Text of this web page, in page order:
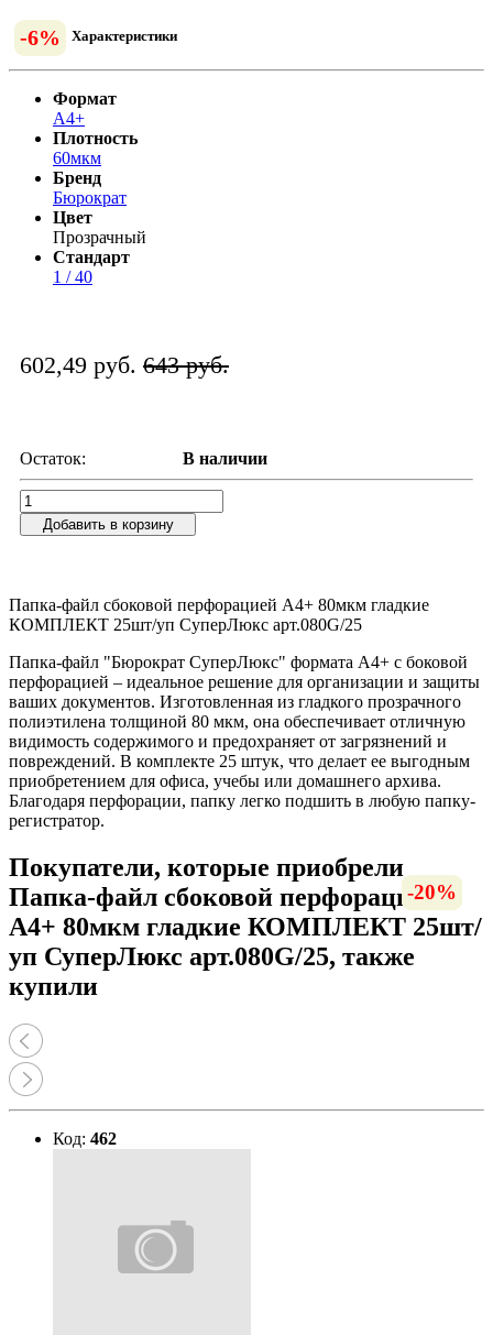
-6% Характеристики
Формат
А4+
Плотность
60мкм
Бренд
Бюрократ
Цвет
Прозрачный
Стандарт
1 / 40
602,49 руб. 643 руб.
Остаток: В наличии
Добавить в корзину
Папка-файл сбоковой перфорацией А4+ 80мкм гладкие
КОМПЛЕКТ 25шт/уп СуперЛюкс арт.080G/25
Папка-файл "Бюрократ СуперЛюкс" формата A4+ с боковой
перфорацией – идеальное решение для организации и защиты
ваших документов. Изготовленная из гладкого прозрачного
полиэтилена толщиной 80 мкм, она обеспечивает отличную
видимость содержимого и предохраняет от загрязнений и
повреждений. В комплекте 25 штук, что делает ее выгодным
приобретением для офиса, учебы или домашнего архива.
Благодаря перфорации, папку легко подшить в любую папку-
регистратор.
Покупатели, которые приобрели
Папка-файл сбоковой перфорацией
А4+ 80мкм гладкие КОМПЛЕКТ 25шт/
уп СуперЛюкс арт.080G/25, также
купили
Код: 462
-6%
-6%
-6%
-16%
-7%
-6%
-10%
-25%
-9%
-26%
-20%